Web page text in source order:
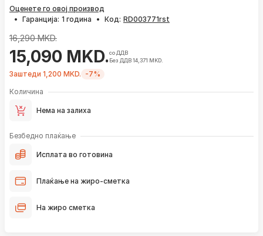
Оценете го овој производ
• Гаранција: 1 година • Код:
16,290 MKD.
15,090 MKD.со ДДВ
Без ДДВ 14,371 MKD.
Заштеди 1,200 MKD. -7%
Количина
Нема на залиха
Безбедно плаќање
Исплата во готовина
Плаќање на жиро-сметка
На жиро сметка